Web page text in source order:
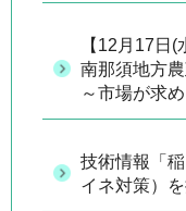
【12月17日
南那須地方
～市場が求
技術情報「
イネ対策）